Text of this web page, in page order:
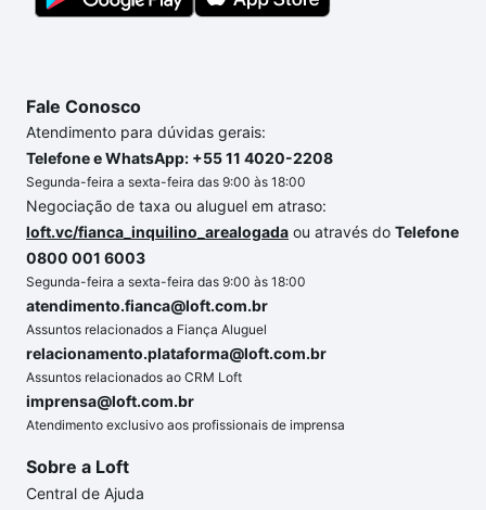
Fale Conosco
Atendimento para dúvidas gerais:
Telefone e WhatsApp: +55 11 4020-2208
Segunda-feira a sexta-feira das 9:00 às 18:00
Negociação de taxa ou aluguel em atraso:
loft.vc/fianca_inquilino_arealogada ou através do Telefone
0800 001 6003
Segunda-feira a sexta-feira das 9:00 às 18:00
atendimento.fianca@loft.com.br
Assuntos relacionados a Fiança Aluguel
relacionamento.plataforma@loft.com.br
Assuntos relacionados ao CRM Loft
imprensa@loft.com.br
Atendimento exclusivo aos profissionais de imprensa
Sobre a Loft
Central de Ajuda